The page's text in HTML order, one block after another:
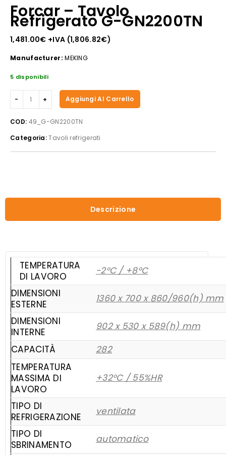
Forcar – Tavolo
Refrigerato G-GN2200TN
1,481.00€ +IVA (1,806.82€)
Manufacturer: MEKING
5 disponibili
Forcar
-
Tavolo
G-
GN2200TN
Aggiungi Al Carrello
COD: 49_G-GN2200TN
Categoria:Tavoli refrigerati
Descrizione
TEMPERATURA
DI LAVORO
-2°C / +8°C
DIMENSIONI
ESTERNE
1360 x 700 x 860/960(h) mm
DIMENSIONI
INTERNE
902 x 530 x 589(h) mm
CAPACITÀ
282
TEMPERATURA
MASSIMA DI
LAVORO
+32°C / 55%HR
TIPO DI
REFRIGERAZIONE
ventilata
TIPO DI
SBRINAMENTO
automatico